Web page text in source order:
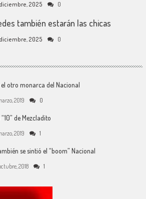
2025 0
también estarán las chicas
2025 0
el otro monarca del Nacional
2019 0
de Mezcladito
2019 1
se sintió el “boom” Nacional
2018 1